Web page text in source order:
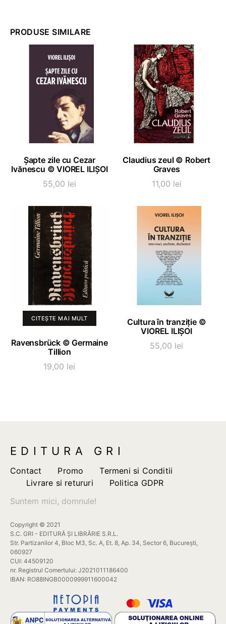
PRODUSE SIMILARE
ADAUGĂ ÎN COȘ
Șapte zile cu Cezar
Ivănescu © VIOREL ILIȘOI
55,00 lei
ADAUGĂ ÎN COȘ
Claudius zeul © Robert
Graves
11,00 lei
CITEȘTE MAI MULT
Ravensbrück © Germaine
Tillion
19,00 lei
ADAUGĂ ÎN COȘ
Cultura în tranziție ©
VIOREL ILIȘOI
55,00 lei
EDITURA GRI
Contact Promo
Termeni si Conditii
Livrare si retururi
Politica GDPR
Suntem mici, domnule!
Copyright © 2021
S.C. GRI - EDITURĂ ȘI LIBRĂRIE S.R.L.
Str. Partizanilor 4, Bloc M3, Sc. A, Et. 8, Ap. 34, Sector 6, București,
060927
CUI: 44509120
nr. Registrul Comertului: J2021011186400
IBAN: RO88INGB0000999911600042